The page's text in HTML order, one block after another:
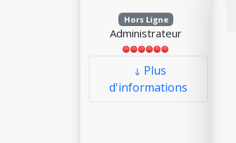
Hors Ligne
Administrateur
Plus
d'informations